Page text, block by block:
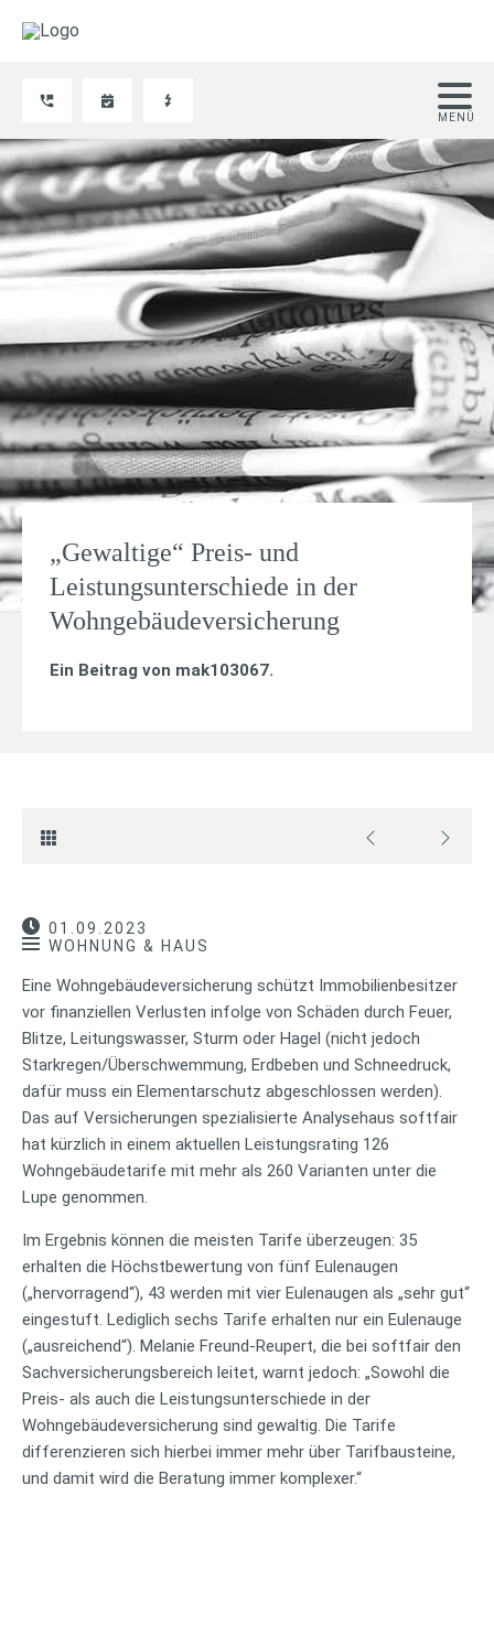
„Gewaltige“ Preis- und
Leistungsunterschiede in der
Wohngebäudeversicherung
Ein Beitrag von mak103067.
01.09.2023
WOHNUNG & HAUS
Eine Wohngebäudeversicherung schützt Immobilienbesitzer
vor finanziellen Verlusten infolge von Schäden durch Feuer,
Blitze, Leitungswasser, Sturm oder Hagel (nicht jedoch
Starkregen/Überschwemmung, Erdbeben und Schneedruck,
dafür muss ein Elementarschutz abgeschlossen werden).
Das auf Versicherungen spezialisierte Analysehaus softfair
hat kürzlich in einem aktuellen Leistungsrating 126
Wohngebäudetarife mit mehr als 260 Varianten unter die
Lupe genommen.
Im Ergebnis können die meisten Tarife überzeugen: 35
erhalten die Höchstbewertung von fünf Eulenaugen
(„hervorragend“), 43 werden mit vier Eulenaugen als „sehr gut“
eingestuft. Lediglich sechs Tarife erhalten nur ein Eulenauge
(„ausreichend“). Melanie Freund-Reupert, die bei softfair den
Sachversicherungsbereich leitet, warnt jedoch: „Sowohl die
Preis- als auch die Leistungsunterschiede in der
Wohngebäudeversicherung sind gewaltig. Die Tarife
differenzieren sich hierbei immer mehr über Tarifbausteine,
und damit wird die Beratung immer komplexer.“